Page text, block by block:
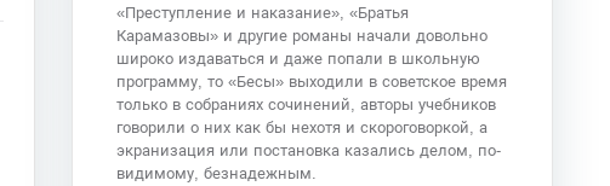
«Преступление и наказание», «Братья
Карамазовы» и другие романы начали довольно
широко издаваться и даже попали в школьную
программу, то «Бесы» выходили в советское время
только в собраниях сочинений, авторы учебников
говорили о них как бы нехотя и скороговоркой, а
экранизация или постановка казались делом, по-
видимому, безнадежным.